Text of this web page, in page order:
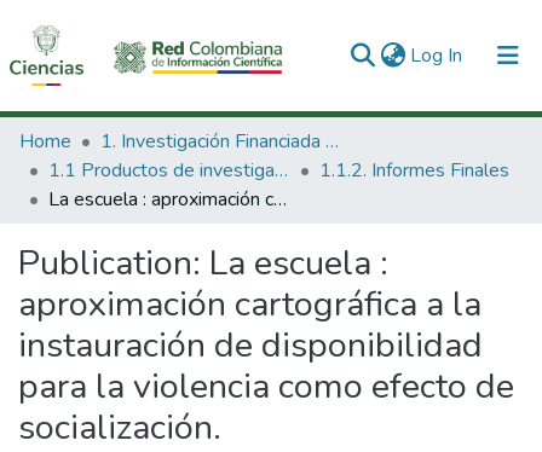
Log In (current)
Communities & Collections
All of DSpace
Home
1. Investigación Financiada con Recursos Públicos
1.1 Productos de investigación
1.1.2. Informes Finales
La escuela : aproximación cartográfica a la instauración de disponibilidad para la violencia como efecto de socialización.
Publication: La escuela :
aproximación cartográfica a la
instauración de disponibilidad
para la violencia como efecto de
socialización.